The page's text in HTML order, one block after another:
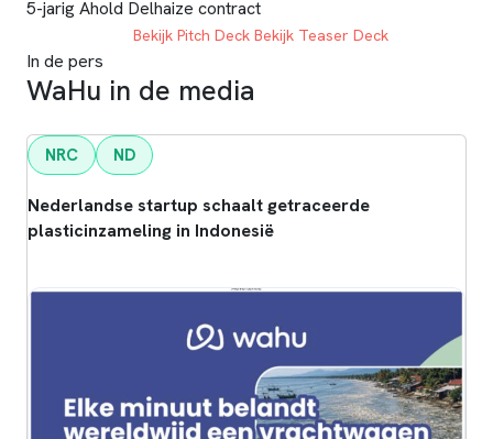
5-jarig Ahold Delhaize contract
Bekijk Pitch Deck Bekijk Teaser Deck
In de pers
WaHu in de media
NRC ND
Nederlandse startup schaalt getraceerde
plasticinzameling in Indonesië